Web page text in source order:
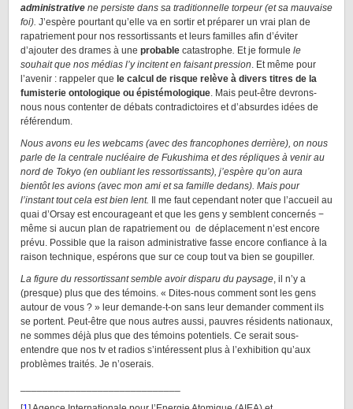
administrative ne persiste dans sa traditionnelle torpeur (et sa mauvaise
foi). J’espère pourtant qu’elle va en sortir et préparer un vrai plan de
rapatriement pour nos ressortissants et leurs familles afin d’éviter
d’ajouter des drames à une probable catastrophe. Et je formule le
souhait que nos médias l’y incitent en faisant pression. Et même pour
l’avenir : rappeler que le calcul de risque relève à divers titres de la
fumisterie ontologique ou épistémologique. Mais peut-être devrons-
nous nous contenter de débats contradictoires et d’absurdes idées de
référendum.
Nous avons eu les webcams (avec des francophones derrière), on nous
parle de la centrale nucléaire de Fukushima et des répliques à venir au
nord de Tokyo (en oubliant les ressortissants), j’espère qu’on aura
bientôt les avions (avec mon ami et sa famille dedans). Mais pour
l’instant tout cela est bien lent.
Il me faut cependant noter que l’accueil au
quai d’Orsay est encourageant et que les gens y semblent concernés −
même si aucun plan de rapatriement ou de déplacement n’est encore
prévu. Possible que la raison administrative fasse encore confiance à la
raison technique, espérons que sur ce coup tout va bien se goupiller.
La figure du ressortissant semble avoir disparu du paysage, il n’y a
(presque) plus que des témoins. « Dites-nous comment sont les gens
autour de vous ? » leur demande-t-on sans leur demander comment ils
se portent. Peut-être que nous autres aussi, pauvres résidents nationaux,
ne sommes déjà plus que des témoins potentiels. Ce serait sous-
entendre que nos tv et radios s’intéressent plus à l’exhibition qu’aux
problèmes traités. Je n’oserais.